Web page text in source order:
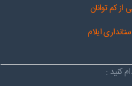
از کم توانان
ایلام
کنید :